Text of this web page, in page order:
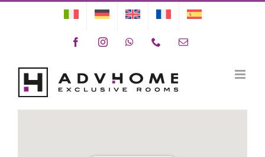
FacebookInstagramWhatsAppPhone Email
Posición